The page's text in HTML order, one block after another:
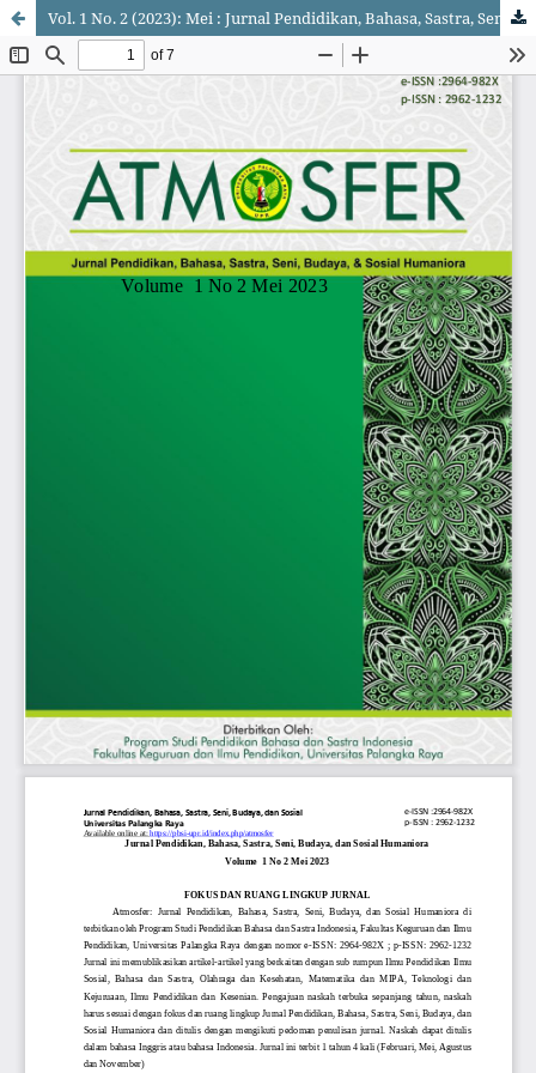
Vol. 1 No. 2 (2023): Mei : Jurnal Pendidikan, Bahasa, Sastra, Seni, Budaya, dan Sosial Humaniora